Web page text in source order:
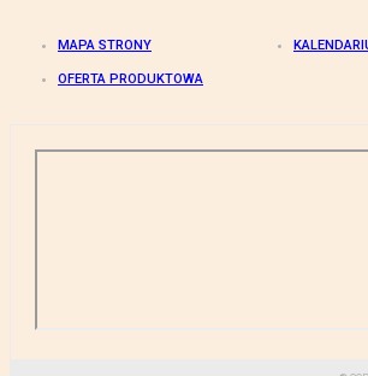
MAPA STRONY
OFERTA PRODUKTOWA